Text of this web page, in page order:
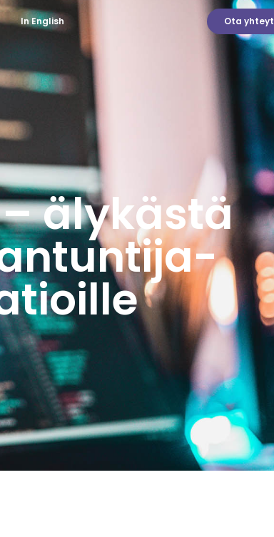
In English Ota
älykästä